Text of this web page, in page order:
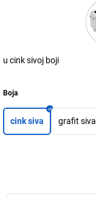
u cink sivoj boji
Boja
cink siva grafit siva